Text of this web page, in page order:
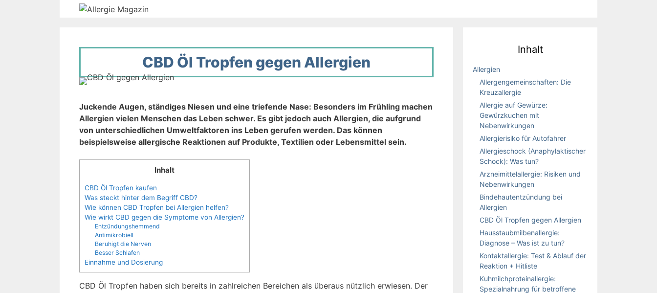
CBD Öl Tropfen gegen Allergien
Juckende Augen, ständiges Niesen und eine triefende Nase: Besonders im Frühling machen
Allergien vielen Menschen das Leben schwer. Es gibt jedoch auch Allergien, die aufgrund
von unterschiedlichen Umweltfaktoren ins Leben gerufen werden. Das können
beispielsweise allergische Reaktionen auf Produkte, Textilien oder Lebensmittel sein.
Inhalt
CBD Öl Tropfen kaufen
Was steckt hinter dem Begriff CBD?
Wie können CBD Tropfen bei Allergien helfen?
Wie wirkt CBD gegen die Symptome von Allergien?
Entzündungshemmend
Antimikrobiell
Beruhigt die Nerven
Besser Schlafen
Einnahme und Dosierung
CBD Öl Tropfen haben sich bereits in zahlreichen Bereichen als überaus nützlich erwiesen. Der
Inhalt
Allergien
Allergengemeinschaften: Die
Kreuzallergie
Allergie auf Gewürze:
Gewürzkuchen mit
Nebenwirkungen
Allergierisiko für Autofahrer
Allergieschock (Anaphylaktischer
Schock): Was tun?
Arzneimittelallergie: Risiken und
Nebenwirkungen
Bindehautentzündung bei
Allergien
CBD Öl Tropfen gegen Allergien
Hausstaubmilbenallergie:
Diagnose – Was ist zu tun?
Kontaktallergie: Test & Ablauf der
Reaktion + Hitliste
Kuhmilchproteinallergie:
Spezialnahrung für betroffene